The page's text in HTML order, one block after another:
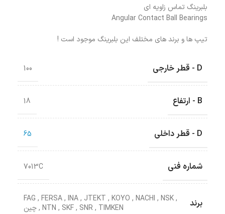
بلبرینگ تماس زاویه ای
Angular Contact Ball Bearings
تیپ ها و برند های مختلف این بلبرینگ موجود است !
D - قطر خارجی 100
B - ارتفاع 18
D - قطر داخلی 65
شماره فنی 7013C
برند FAG , FERSA, INA, JTEKT , KOYO , NACHI , NSK,
NTN , SKF, SNR, TIMKEN
,چین